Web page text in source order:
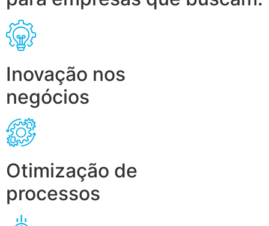
Inovação nos
negócios
Otimização de
processos